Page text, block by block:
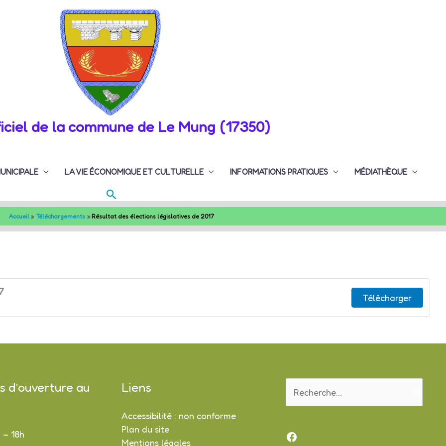
de la commune de Le Mung (17350)
LA VIE ÉCONOMIQUE ET CULTURELLE INFORMATIONS PRATIQUES MÉDIATHÈQUE
Rechercher
Accueil Téléchargements Résultat des élections législatives de 2017
Télécharger
d’ouverture au
– 18h
Liens
Accessibilité : non conforme
Plan du site
Mentions légales
Facebook